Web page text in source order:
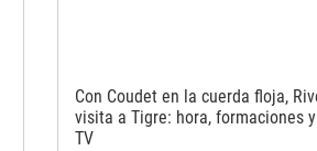
Con Coudet en la cuerda floja,
visita a Tigre: hora, formaciones y
TV